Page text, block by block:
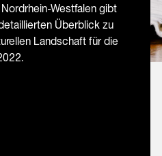
Westfalen gibt
Überblick zu
Landschaft für die